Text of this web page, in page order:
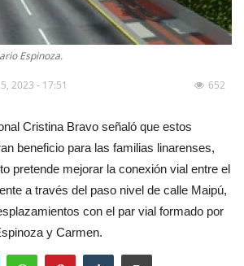
Espinoza.
2023 - 17:51 652
Cristina Bravo señaló que estos
beneficio para las familias linarenses,
pretende mejorar la conexión vial entre el
a través del paso nivel de calle Maipú,
con el par vial formado por
y Carmen.